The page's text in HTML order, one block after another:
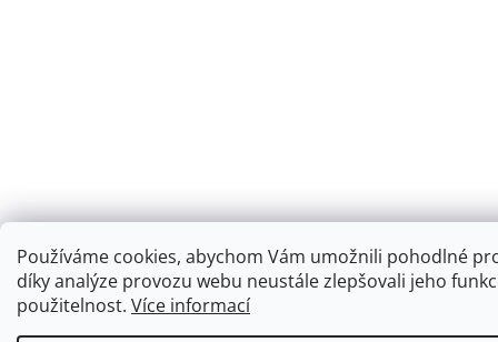
Používáme cookies, abychom Vám umožnili pohodlné
díky analýze provozu webu neustále zlepšovali jeho
použitelnost. Více informací